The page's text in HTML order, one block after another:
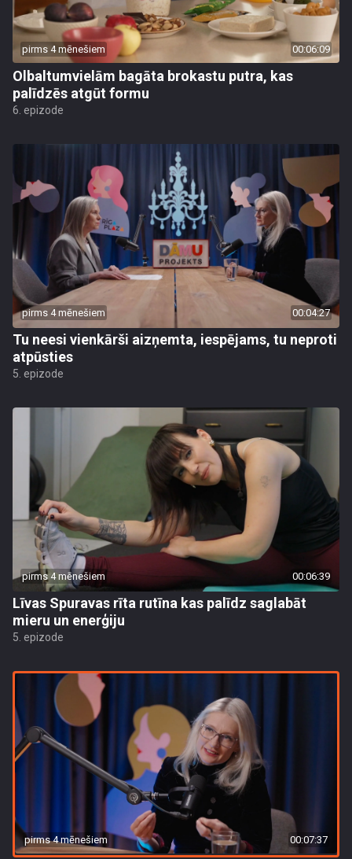
pirms 4 mēnešiem 00:06:09
Olbaltumvielām bagāta brokastu putra, kas
palīdzēs atgūt formu
6. epizode
pirms 4 mēnešiem 00:04:27
Tu neesi vienkārši aizņemta, iespējams, tu neproti
atpūsties
5. epizode
pirms 4 mēnešiem 00:06:39
Līvas Spuravas rīta rutīna kas palīdz saglabāt
mieru un enerģiju
5. epizode
pirms 4 mēnešiem 00:07:37